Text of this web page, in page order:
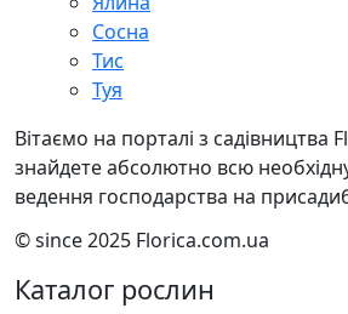
Сосна
Тис
Туя
Вітаємо на порталі з садівництва
знайдете абсолютно всю
ведення господарства на
© since 2025 Florica.com.ua
Каталог рослин